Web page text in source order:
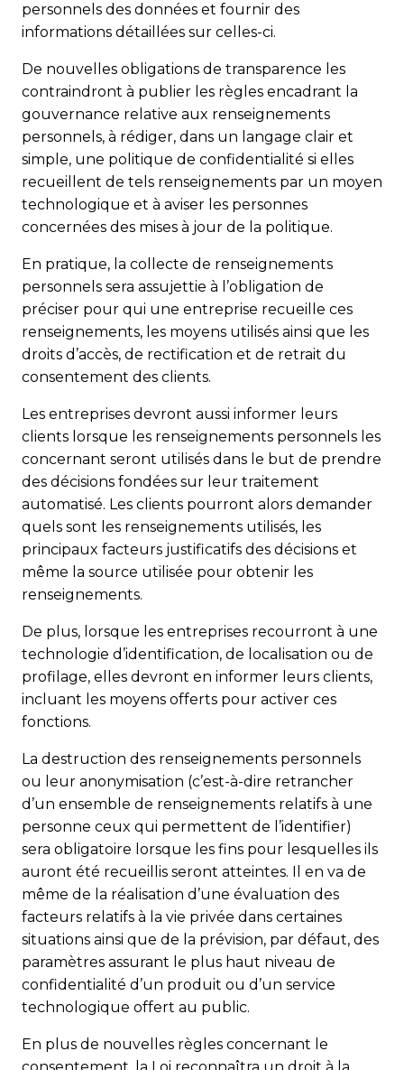
personnels des données et fournir des
informations détaillées sur celles-ci.
De nouvelles obligations de transparence les
contraindront à publier les règles encadrant la
gouvernance relative aux renseignements
personnels, à rédiger, dans un langage clair et
simple, une politique de confidentialité si elles
recueillent de tels renseignements par un moyen
technologique et à aviser les personnes
concernées des mises à jour de la politique.
En pratique, la collecte de renseignements
personnels sera assujettie à l’obligation de
préciser pour qui une entreprise recueille ces
renseignements, les moyens utilisés ainsi que les
droits d’accès, de rectification et de retrait du
consentement des clients.
Les entreprises devront aussi informer leurs
clients lorsque les renseignements personnels les
concernant seront utilisés dans le but de prendre
des décisions fondées sur leur traitement
automatisé. Les clients pourront alors demander
quels sont les renseignements utilisés, les
principaux facteurs justificatifs des décisions et
même la source utilisée pour obtenir les
renseignements.
De plus, lorsque les entreprises recourront à une
technologie d’identification, de localisation ou de
profilage, elles devront en informer leurs clients,
incluant les moyens offerts pour activer ces
fonctions.
La destruction des renseignements personnels
ou leur anonymisation (c’est-à-dire retrancher
d’un ensemble de renseignements relatifs à une
personne ceux qui permettent de l’identifier)
sera obligatoire lorsque les fins pour lesquelles ils
auront été recueillis seront atteintes. Il en va de
même de la réalisation d’une évaluation des
facteurs relatifs à la vie privée dans certaines
situations ainsi que de la prévision, par défaut, des
paramètres assurant le plus haut niveau de
confidentialité d’un produit ou d’un service
technologique offert au public.
En plus de nouvelles règles concernant le